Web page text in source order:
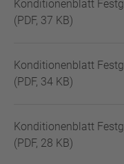
Konditionenblatt
(PDF, 37 KB)
Konditionenblatt
(PDF, 34 KB)
Konditionenblatt
(PDF, 28 KB)